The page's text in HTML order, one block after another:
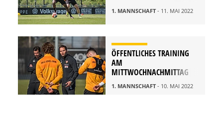
1. MANNSCHAFT- 11. MAI 2022
ÖFFENTLICHES TRAINING
AM
MITTWOCHNACHMITTAG
1. MANNSCHAFT- 10. MAI 2022